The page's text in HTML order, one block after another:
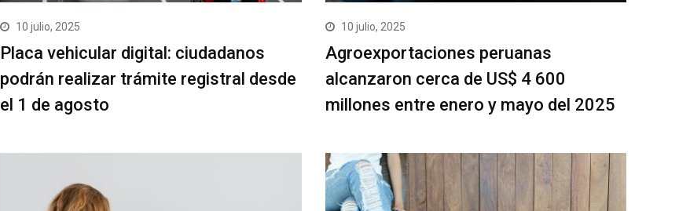
10 julio, 2025
Placa vehicular digital: ciudadanos
podrán realizar trámite registral desde
el 1 de agosto
10 julio, 2025
Agroexportaciones peruanas
alcanzaron cerca de US$ 4 600
millones entre enero y mayo del 2025